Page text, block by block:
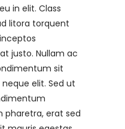
in elit. Class
litora torquent
justo. Nullam ac
sit
elit. Sed ut
pharetra, erat sed